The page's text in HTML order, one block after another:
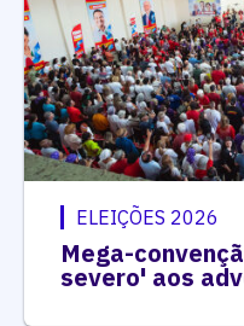
ELEIÇÕES 2026
Mega-
severo' aos